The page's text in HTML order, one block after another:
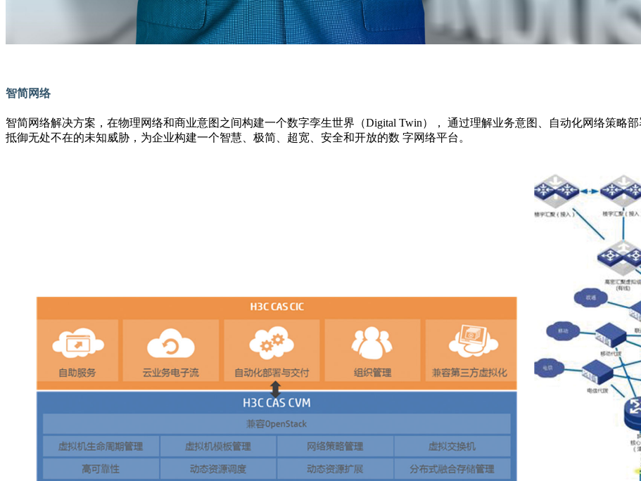
智简网络
智简网络解决方案，在物理网络和商业意图之间构建一个数字孪生世界（Digital Twin）， 通过理解业务意图、自动化网络策略
抵御无处不在的未知威胁，为企业构建一个智慧、极简、超宽、安全和开放的数 字网络平台。